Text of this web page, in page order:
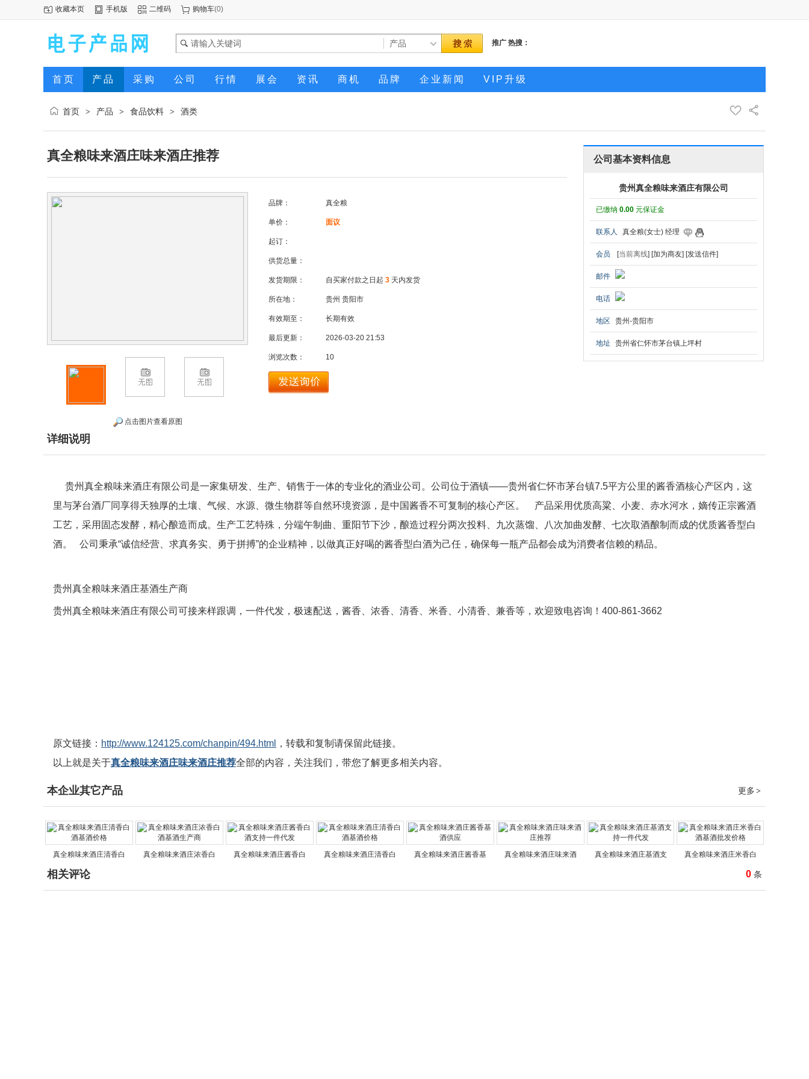
收藏本页 手机版 二维码 购物车(0)
推广 热搜：
首页 产品 采购 公司 行情 展会 资讯 商机 品牌 企业新闻 VIP升级
首页 > 产品 > 食品饮料 > 酒类
真全粮味来酒庄味来酒庄推荐
点击图片查看原图
品牌： 真全粮
单价： 面议
起订：
供货总量：
发货期限： 自买家付款之日起 3 天内发货
所在地： 贵州 贵阳市
有效期至： 长期有效
最后更新： 2026-03-20 21:53
浏览次数： 10
公司基本资料信息
贵州真全粮味来酒庄有限公司
已缴纳 0.00 元保证金
联系人 真全粮(女士) 经理
会员 [当前离线] [加为商友] [发送信件]
邮件
电话
地区 贵州-贵阳市
地址 贵州省仁怀市茅台镇上坪村
详细说明
贵州真全粮味来酒庄有限公司是一家集研发、生产、销售于一体的专业化的酒业公司。公司位于酒镇——贵州省仁怀市茅台镇7.5平方公里的酱香酒核心产区内，这
里与茅台酒厂同享得天独厚的土壤、气候、水源、微生物群等自然环境资源，是中国酱香不可复制的核心产区。 产品采用优质高粱、小麦、赤水河水，嫡传正宗酱酒
工艺，采用固态发酵，精心酿造而成。生产工艺特殊，分端午制曲、重阳节下沙，酿造过程分两次投料、九次蒸馏、八次加曲发酵、七次取酒酿制而成的优质酱香型白
酒。 公司秉承“诚信经营、求真务实、勇于拼搏”的企业精神，以做真正好喝的酱香型白酒为己任，确保每一瓶产品都会成为消费者信赖的精品。
贵州真全粮味来酒庄基酒生产商
贵州真全粮味来酒庄有限公司可接来样跟调，一件代发，极速配送，酱香、浓香、清香、米香、小清香、兼香等，欢迎致电咨询！400-861-3662
原文链接： http://www.124125.com/chanpin/494.html
，转载和复制请保留此链接。
以上就是关于真全粮味来酒庄味来酒庄推荐全部的内容，关注我们，带您了解更多相关内容。
更多 >
本企业其它产品
真全粮味来酒庄清香白 真全粮味来酒庄浓香白 真全粮味来酒庄酱香白 真全粮味来酒庄清香白 真全粮味来酒庄酱香基 真全粮味来酒庄味来酒 真全粮味来酒庄基酒支 真全粮味来酒庄米香白
0 条
相关评论